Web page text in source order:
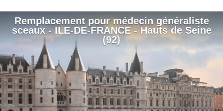
Remplacementpourmédecin généraliste
sceaux - ILE-DE-FRANCE - Hauts de Seine
(92)